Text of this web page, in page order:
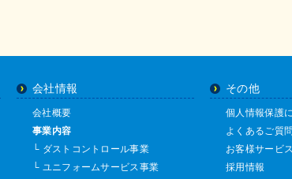
会社情報
会社概要
事業内容
└ ダストコントロール事業
└ ユニフォームサービス事業
その他
個人情報保護
よくあるご質問
お客様サービ
採用情報